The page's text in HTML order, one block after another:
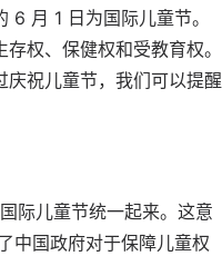
月 1 日为国际儿童节。
权、保健权和受教育权。
祝儿童节，我们可以提醒
际儿童节统一起来。这意
中国政府对于保障儿童权